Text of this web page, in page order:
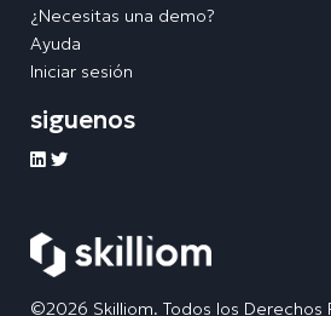
©2026 Skilliom. Todos los Derechos
¿Necesitas una demo?
Ayuda
Iniciar sesión
siguenos